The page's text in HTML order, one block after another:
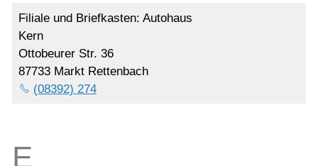
Filiale und Briefkasten: Autohaus
Kern
Ottobeurer Str. 36
87733 Markt Rettenbach
(08392) 274